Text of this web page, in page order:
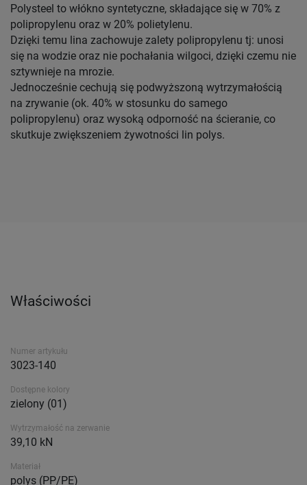
Polysteel to włókno syntetyczne, składające się w 70% z
polipropylenu oraz w 20% polietylenu.
Dzięki temu lina zachowuje zalety polipropylenu tj: unosi
się na wodzie oraz nie pochałania wilgoci, dzięki czemu nie
sztywnieje na mrozie.
Jednocześnie cechują się podwyższoną wytrzymałością
na zrywanie (ok. 40% w stosunku do samego
polipropylenu) oraz wysoką odporność na ścieranie, co
skutkuje zwiększeniem żywotności lin polys.
Właściwości
Numer artykułu
3023-140
Dostępne kolory
zielony (01)
Wytrzymałość na zerwanie
39,10 kN
Materiał
polys (PP/PE)